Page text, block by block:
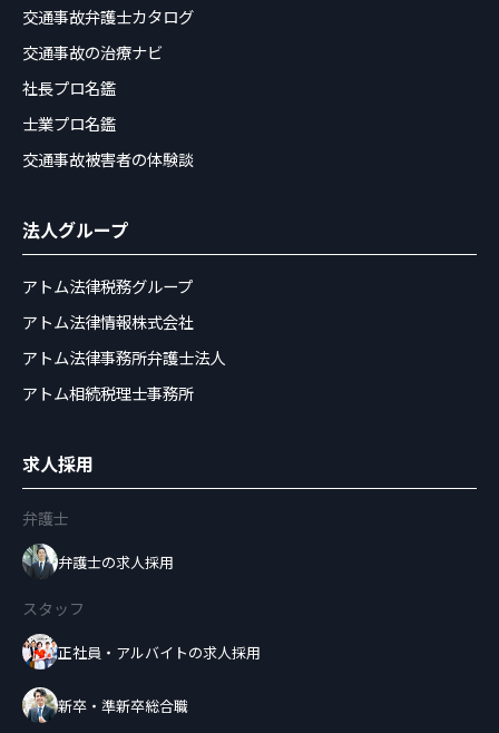
交通事故弁護士カタログ
交通事故の治療ナビ
社長プロ名鑑
士業プロ名鑑
交通事故被害者の体験談
法人グループ
アトム法律税務グループ
アトム法律情報株式会社
アトム法律事務所弁護士法人
アトム相続税理士事務所
求人採用
弁護士
弁護士の求人採用
スタッフ
正社員・アルバイトの求人採用
新卒・準新卒総合職